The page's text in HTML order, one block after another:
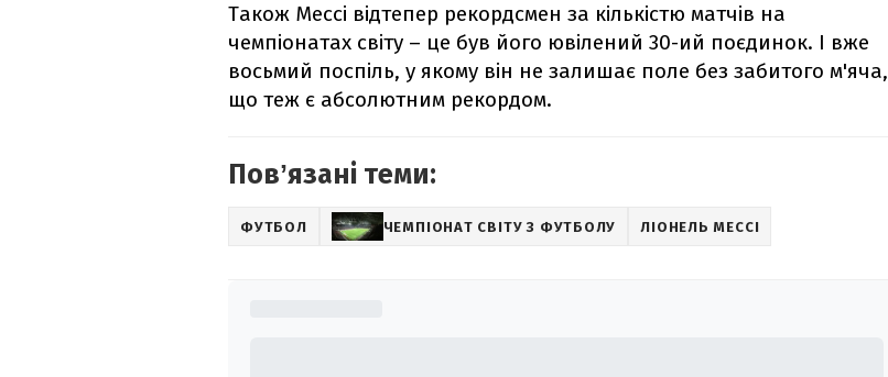
Також Мессі відтепер рекордсмен за кількістю матчів на
чемпіонатах світу – це був його ювілений 30-ий поєдинок. І вже
восьмий поспіль, у якому він не залишає поле без забитого м'яча,
що теж є абсолютним рекордом.
Повʼязані теми:
ФУТБОЛ ЧЕМПІОНАТ СВІТУ З ФУТБОЛУ ЛІОНЕЛЬ МЕССІ